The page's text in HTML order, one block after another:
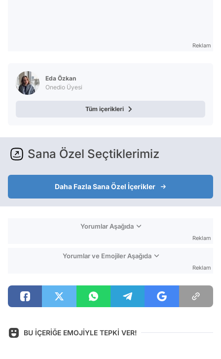
Reklam
Eda Özkan
Onedio Üyesi
Tüm içerikleri
Sana Özel Seçtiklerimiz
Daha Fazla Sana Özel İçerikler
Yorumlar Aşağıda
Reklam
Yorumlar ve Emojiler Aşağıda
Reklam
BU İÇERİĞE EMOJİYLE TEPKİ VER!